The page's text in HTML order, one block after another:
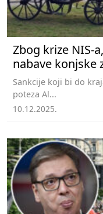
Zbog krize NIS-
nabave konjske
Sankcije koji bi do
poteza Al...
10.12.2025.